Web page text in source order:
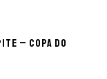
– Copa do